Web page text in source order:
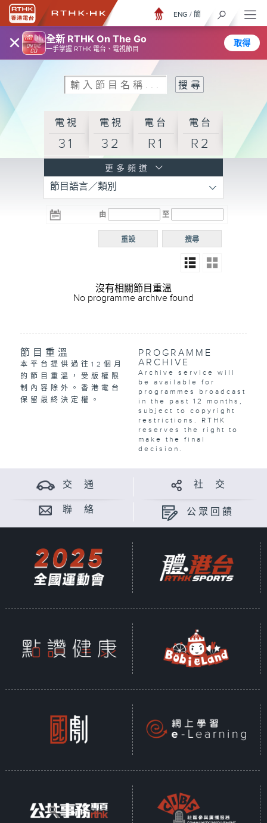
× 全新 RTHK On The Go
一手掌握 RTHK 電台、電視節目
取得
ENG / 簡
電視
31
電視
32
電台
R1
電台
R2
R3
電台 電台
R5
電台
普通
更多頻道
節目語言／類別
由 至
搜尋
重設
沒有相關節目重溫
No programme archive found
節目重溫
本平台提供過往12個月
的節目重溫，受版權限
制內容除外。香港電台
保留最終決定權。
PROGRAMME
ARCHIVE
Archive service will
be available for
programmes broadcast
in the past 12 months,
subject to copyright
restrictions. RTHK
reserves the right to
make the final
decision.
交 通 社 交
聯 絡 公眾回饋